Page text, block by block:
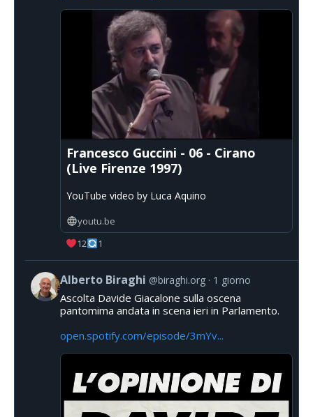
Francesco Guccini - 06 - Cirano
(Live Firenze 1997)
YouTube video by Luca Aquino
youtu.be
12
1
Alberto Biraghi @biraghi.org 1 giorno
Ascolta Davide Giacalone sulla oscena
pantomima andata in scena ieri in Parlamento.
open.spotify.com/episode/3mYv...